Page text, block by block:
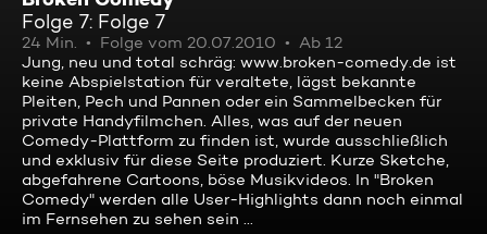
Folge 7: Folge 7
24 Min. Folge vom 20.07.2010
Ab 12
Jung, neu und total schräg: www.broken-comedy.de ist
keine Abspielstation für veraltete, lägst bekannte
Pleiten, Pech und Pannen oder ein Sammelbecken für
private Handyfilmchen. Alles, was auf der neuen
Comedy-Plattform zu finden ist, wurde ausschließlich
und exklusiv für diese Seite produziert. Kurze Sketche,
abgefahrene Cartoons, böse Musikvideos. In "Broken
Comedy" werden alle User-Highlights dann noch einmal
im Fernsehen zu sehen sein ...